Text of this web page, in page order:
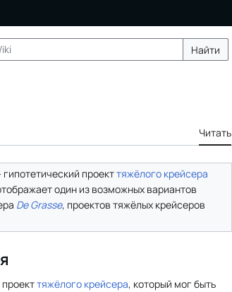
Найти
Читать
проекттяжёлого крейсера
один из возможных вариантов
De Grasse, проектов тяжёлых крейсеров
тяжёлого крейсера, который мог быть